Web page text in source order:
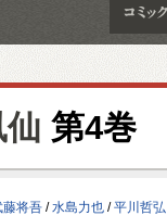
第4巻
藤将吾 /水島力也 /平川哲弘